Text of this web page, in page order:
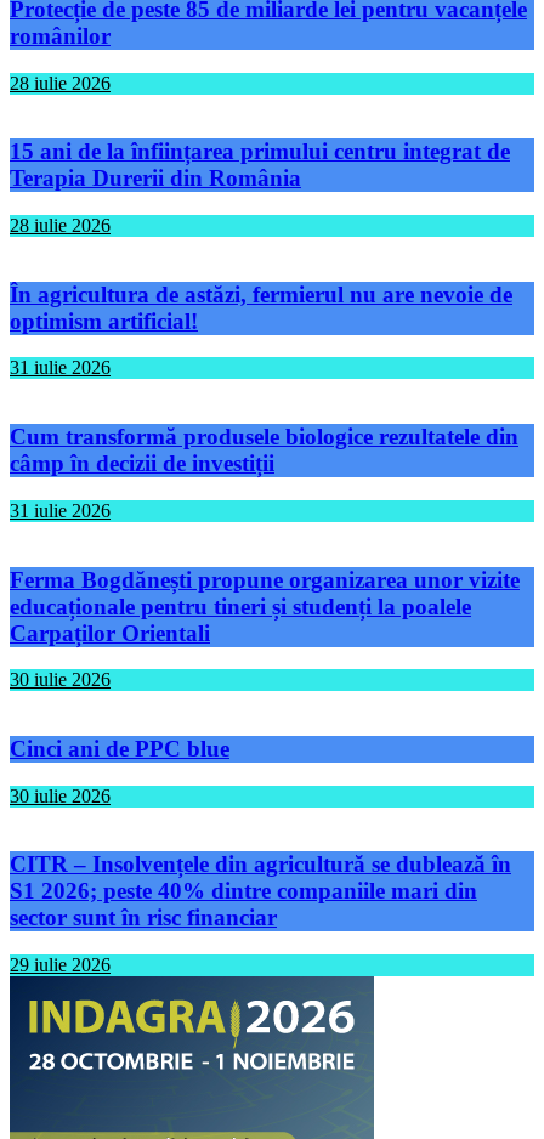
Protecție de peste 85 de miliarde lei pentru vacanțele
românilor
28 iulie 2026
15 ani de la înființarea primului centru integrat de
Terapia Durerii din România
28 iulie 2026
În agricultura de astăzi, fermierul nu are nevoie de
optimism artificial!
31 iulie 2026
Cum transformă produsele biologice rezultatele din
câmp în decizii de investiții
31 iulie 2026
Ferma Bogdănești propune organizarea unor vizite
educaționale pentru tineri și studenți la poalele
Carpaților Orientali
30 iulie 2026
Cinci ani de PPC blue
30 iulie 2026
CITR – Insolvențele din agricultură se dublează în
S1 2026; peste 40% dintre companiile mari din
sector sunt în risc financiar
29 iulie 2026